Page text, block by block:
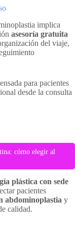
implica
asesoría gratuita
del viaje,
para pacientes
desde la consulta
cómo elegir al
plástica con sede
pacientes
abdominoplastia y
calidad.